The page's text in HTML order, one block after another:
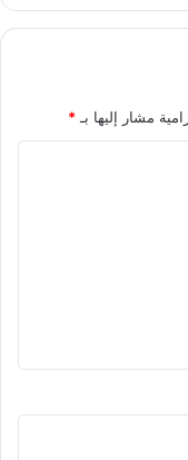
مشار إليها بـ*